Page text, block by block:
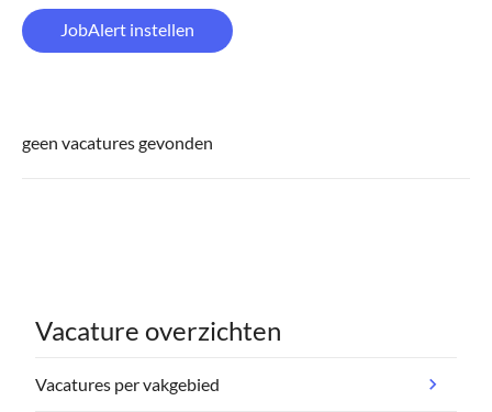
JobAlert instellen
geen vacatures gevonden
Vacature overzichten
Vacatures per vakgebied